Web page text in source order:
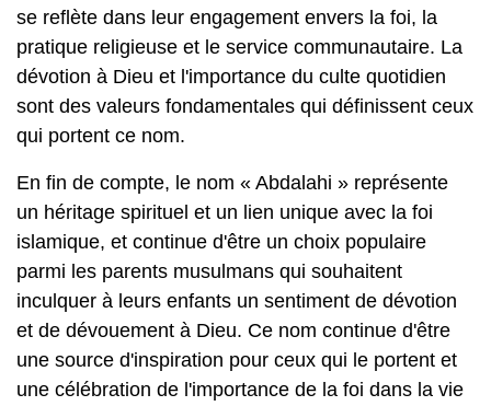
se reflète dans leur engagement envers la foi, la
pratique religieuse et le service communautaire. La
dévotion à Dieu et l'importance du culte quotidien
sont des valeurs fondamentales qui définissent ceux
qui portent ce nom.
En fin de compte, le nom « Abdalahi » représente
un héritage spirituel et un lien unique avec la foi
islamique, et continue d'être un choix populaire
parmi les parents musulmans qui souhaitent
inculquer à leurs enfants un sentiment de dévotion
et de dévouement à Dieu. Ce nom continue d'être
une source d'inspiration pour ceux qui le portent et
une célébration de l'importance de la foi dans la vie